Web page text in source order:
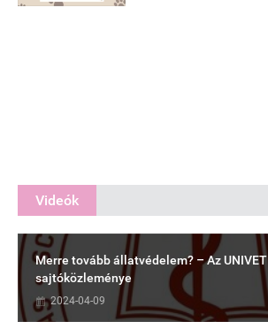
Videók
Merre tovább állatvédelem? – Az UNIVET
sajtóközleménye
2024-04-09